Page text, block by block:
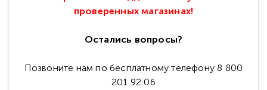
проверенных магазинах!
Остались вопросы?
Позвоните нам по бесплатному телефону 8 800
201 92 06